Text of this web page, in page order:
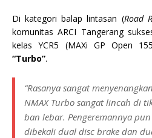
Di kategori balap lintasan (Road
komunitas ARCI Tangerang
kelas YCR5 (MAXi GP Open
“Turbo”.
“Rasanya sangat
NMAX Turbo sangat lincah di
ban lebar. Pengeremannya
dibekali dual disc brake dan